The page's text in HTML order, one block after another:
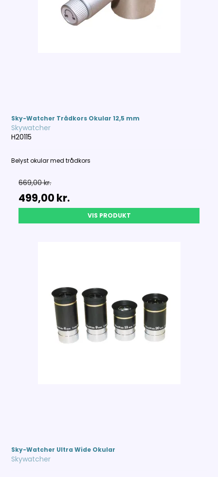
Sky-Watcher Trådkors Okular 12,5 mm
Skywatcher
H20115
Belyst okular med trådkors
669,00 kr.
499,00 kr.
VIS PRODUKT
Sky-Watcher Ultra Wide Okular
Skywatcher